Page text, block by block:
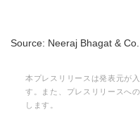
Source: Neeraj Bhagat & Co.
本プレスリリースは発表元が
す。また、プレスリリースへ
します。